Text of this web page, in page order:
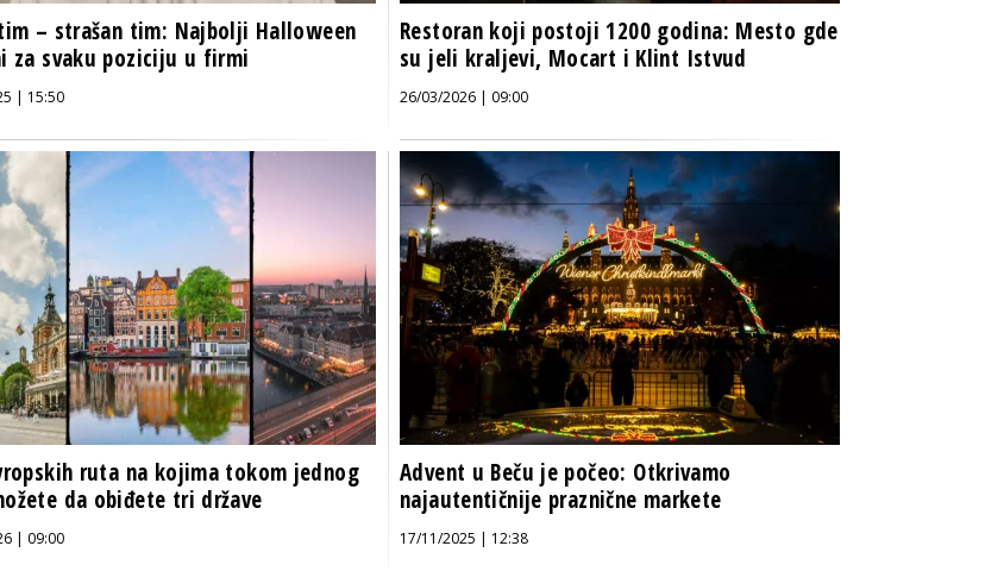
– strašan tim: Najbolji Halloween
za svaku poziciju u firmi
| 15:50
Restoran koji postoji 1200 godina: Mesto gde
su jeli kraljevi, Mocart i Klint Istvud
26/03/2026 | 09:00
ruta na kojima tokom jednog
da obiđete tri države
| 09:00
Advent u Beču je počeo: Otkrivamo
najautentičnije praznične markete
17/11/2025 | 12:38